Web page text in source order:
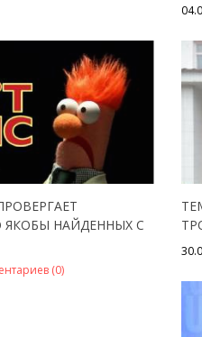
НАЙДЕННЫХ С
(0)